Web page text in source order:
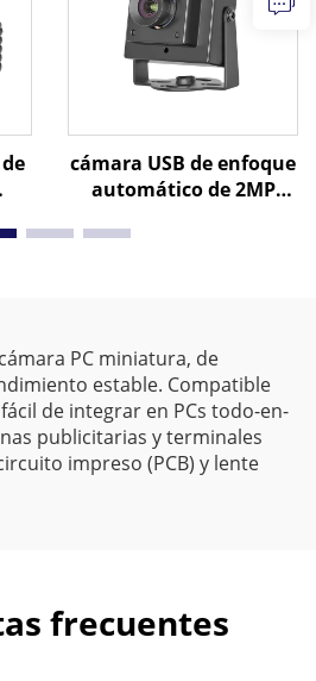
cámara USB de enfoque
automático de 2MP
iluminación 1080P
PC miniatura, de
estable. Compatible
de integrar en PCs todo-en-
publicitarias y terminales
impreso (PCB) y lente
frecuentes